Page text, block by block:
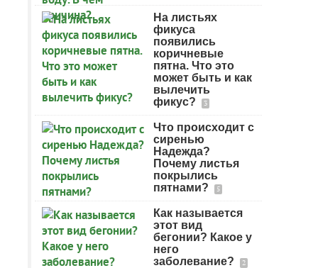
На листьях
фикуса
появились
коричневые
пятна. Что это
может быть и как
вылечить
фикус?
3
Что происходит с
сиренью
Надежда?
Почему листья
покрылись
пятнами?
5
Как называется
этот вид
бегонии? Какое у
него
заболевание?
2